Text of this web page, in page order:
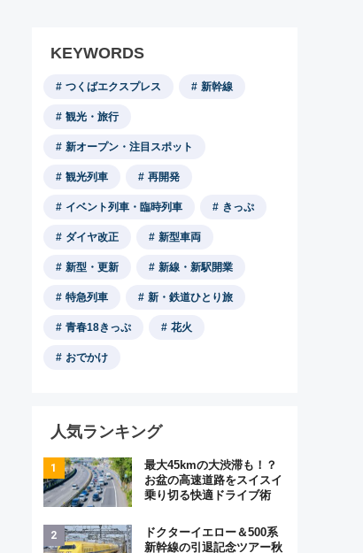
KEYWORDS
つくばエクスプレス 新幹線
観光・旅行
新オープン・注目スポット
観光列車 再開発
イベント列車・臨時列車 きっぷ
ダイヤ改正 新型車両
新型・更新 新線・新駅開業
特急列車 新・鉄道ひとり旅
青春18きっぷ 花火
おでかけ
人気ランキング
最大45kmの大渋滞も！？
お盆の高速道路をスイスイ
乗り切る快適ドライブ術
ドクターイエロー＆500系
新幹線の引退記念ツアー秋